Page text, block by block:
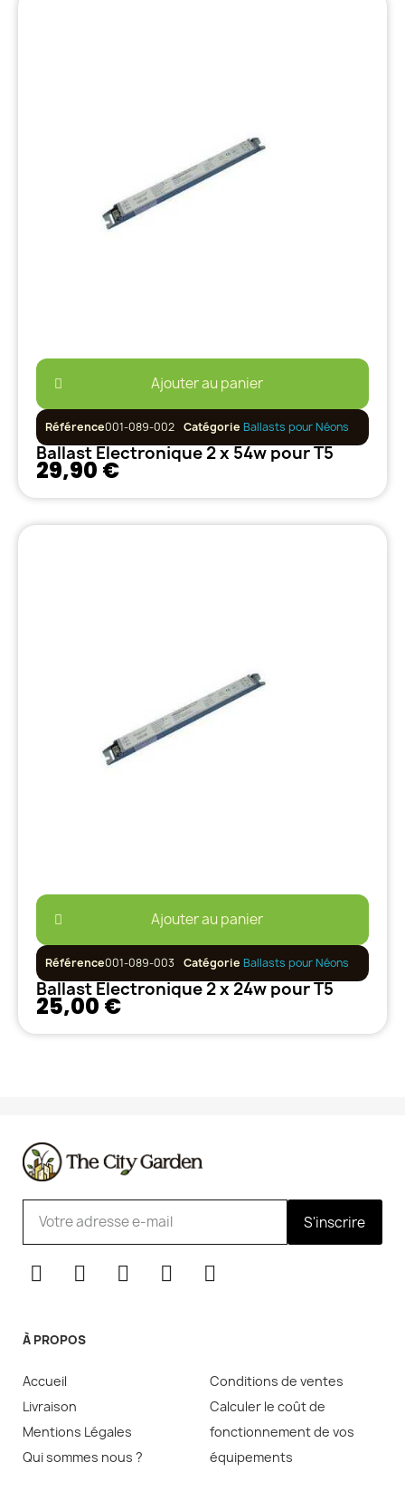
Ajouter au panier
Référence001-089-002 Catégorie Ballasts pour Néons
Ballast Electronique 2 x 54w pour T5
29,90 €
Ajouter au panier
Référence001-089-003 Catégorie Ballasts pour Néons
Ballast Electronique 2 x 24w pour T5
25,00 €
S'inscrire
À PROPOS
Accueil
Livraison
Mentions Légales
Qui sommes nous ?
Conditions de ventes
Calculer le coût de
fonctionnement de vos
équipements